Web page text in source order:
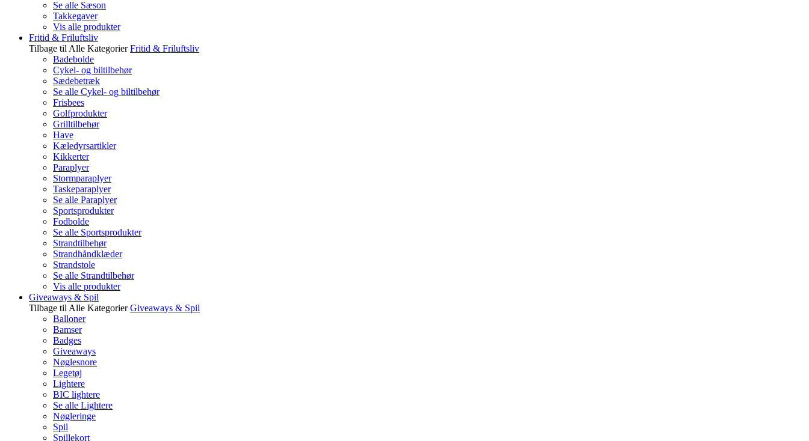
Se alle Sæson
Takkegaver
Vis alle produkter
Fritid & Friluftsliv
Tilbage til Alle Kategorier Fritid & Friluftsliv
Badebolde
Cykel- og biltilbehør
Sædebetræk
Se alle Cykel- og biltilbehør
Frisbees
Golfprodukter
Grilltilbehør
Have
Kæledyrsartikler
Kikkerter
Paraplyer
Stormparaplyer
Taskeparaplyer
Se alle Paraplyer
Sportsprodukter
Fodbolde
Se alle Sportsprodukter
Strandtilbehør
Strandhåndklæder
Strandstole
Se alle Strandtilbehør
Vis alle produkter
Giveaways & Spil
Tilbage til Alle Kategorier Giveaways & Spil
Balloner
Bamser
Badges
Giveaways
Nøglesnore
Legetøj
Lightere
BIC lightere
Se alle Lightere
Nøgleringe
Spil
Spillekort